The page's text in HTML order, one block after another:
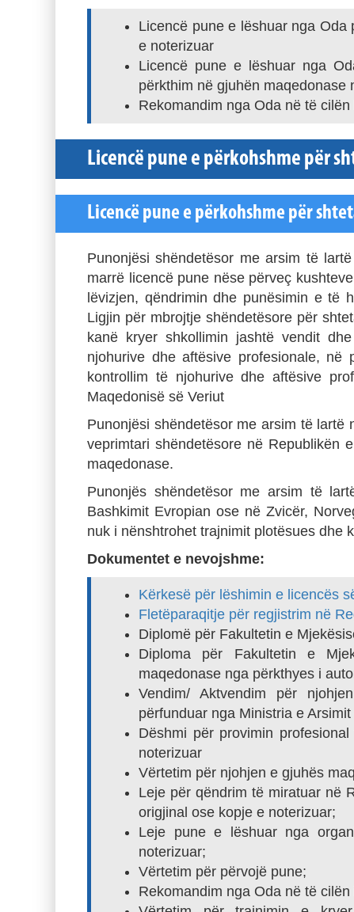
Licencë pune e lëshuar nga
e noterizuar
Licencë pune e lëshuar nga
përkthim në gjuhën maqedonase
Rekomandim nga Oda në të
Licencë pune e përkohshme për
Licencë pune e përkohshme për
Punonjësi shëndetësor me arsim të
marrë licencë pune nëse përveç
lëvizjen, qëndrimin dhe punësimin e të
Ligjin për mbrojtje shëndetësore për
kanë kryer shkollimin jashtë vendit
njohurive dhe aftësive profesionale, në
kontrollim të njohurive dhe aftësive
Maqedonisë së Veriut
Punonjësi shëndetësor me arsim të
veprimtari shëndetësore në Republikën
maqedonase.
Punonjës shëndetësor me arsim të
Bashkimit Evropian ose në Zvicër,
nuk i nënshtrohet trajnimit plotësues dhe
Dokumentet e nevojshme:
Kërkesë për lëshimin e licencës
Fletëparaqitje për regjistrim në
Diplomë për Fakultetin e
Diploma për Fakultetin e
maqedonase nga përkthyes i
Vendim/ Aktvendim për
përfunduar nga Ministria e
Dëshmi për provimin
noterizuar
Vërtetim për njohjen e gjuhës
Leje për qëndrim të miratuar në
origjinal ose kopje e noterizuar;
Leje pune e lëshuar nga
noterizuar;
Vërtetim për përvojë pune;
Rekomandim nga Oda në të